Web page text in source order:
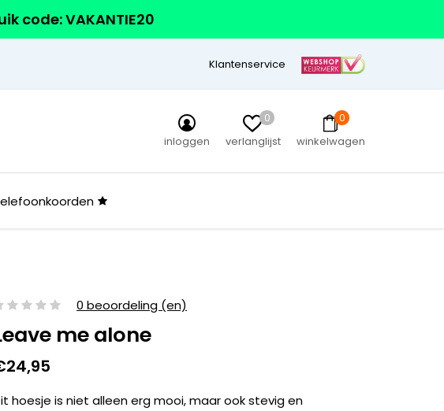
code: VAKANTIE20
Klantenservice
inloggen
0
verlanglijst
0
winkelwagen
0 beoordeling (en)
me alone
hoesje is niet alleen erg mooi, maar ook stevig en